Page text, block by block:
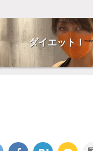
ダイエット！